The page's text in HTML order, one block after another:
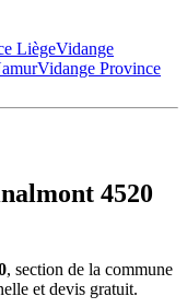
LiègeVidange
Vidange Province
4520
, section de la commune
et devis gratuit.